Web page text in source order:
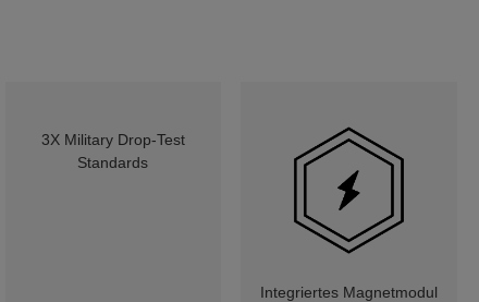
3X Military Drop-Test
Standards
Integriertes Magnetmodul